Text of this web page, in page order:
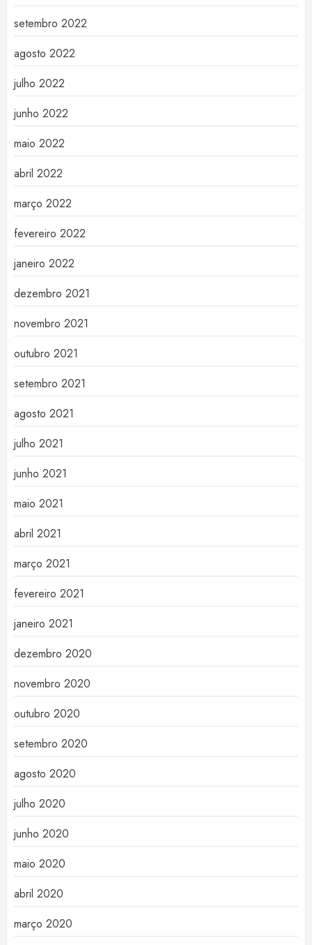
setembro 2022
agosto 2022
julho 2022
junho 2022
maio 2022
abril 2022
março 2022
fevereiro 2022
janeiro 2022
dezembro 2021
novembro 2021
outubro 2021
setembro 2021
agosto 2021
julho 2021
junho 2021
maio 2021
abril 2021
março 2021
fevereiro 2021
janeiro 2021
dezembro 2020
novembro 2020
outubro 2020
setembro 2020
agosto 2020
julho 2020
junho 2020
maio 2020
abril 2020
março 2020